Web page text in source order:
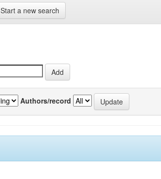
Start a new search
Authors/record